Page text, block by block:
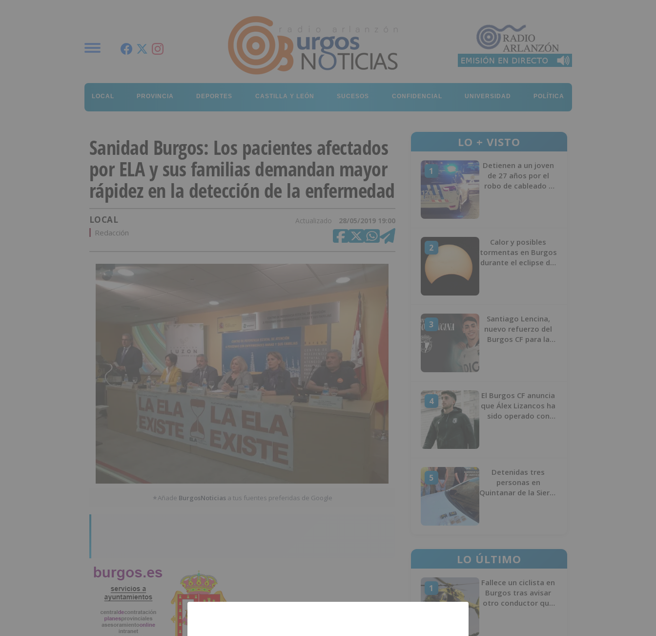
LOCAL PROVINCIA DEPORTES CASTILLA Y LEÓN SUCESOS CONFIDENCIAL UNIVERSIDAD POLÍTICA
Sanidad Burgos: Los pacientes afectados
por ELA y sus familias demandan mayor
rápidez en la detección de la enfermedad
LOCAL Actualizado 28/05/2019 19:00
Redacción
★Añade BurgosNoticias a tus fuentes preferidas de Google
LO + VISTO
1
Detienen a un joven
de 27 años por el
robo de cableado y
2
Calor y posibles
tormentas en Burgos
durante el eclipse del
3
Santiago Lencina,
nuevo refuerzo del
Burgos CF para la
4
El Burgos CF anuncia
que Álex Lizancos ha
sido operado con
5
Detenidas tres
personas en
Quintanar de la Sierra
LO ÚLTIMO
1
Fallece un ciclista en
Burgos tras avisar
otro conductor que